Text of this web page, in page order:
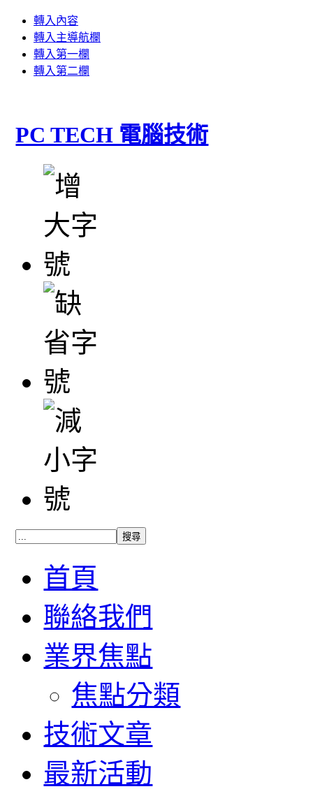
轉入內容
轉入主導航欄
轉入第一欄
轉入第二欄
PC TECH 電腦技術
首頁
聯絡我們
業界焦點
焦點分類
技術文章
最新活動